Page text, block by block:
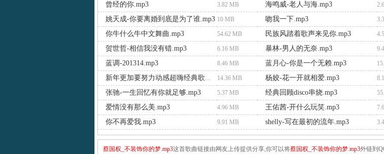
曾经的你.mp3 3.82 MB 海鸣威-老人与海.mp3
姚天成-你要离婚到底是为了谁.mp3 10 MB 吻我一下.mp3
你牛什么牛中文舞曲.mp3 54.62 MB 民族风踏着歌声来见你.mp3
贺世哲-相信我没有错.mp3 6.16 MB 暴林-男人的无奈.mp3
蓝调-201314.mp3 8.46 MB 蓝月心-你是一个无赖.mp3
新年更加要努力动感超嗨经典歌曲.mp3 14.36 MB 杨姣-花一开就相爱.mp3
张驰-一生回忆有你就足够.mp3 5.37 MB 经典回顾disco串烧.mp3
爱情没有那么美.mp3 4.96 MB 王佑茜-开什么玩笑.mp3
你不再爱我.mp3 9.91 MB shelly-写在最初的流年.mp3
蔡国权_不装饰你的梦.mp3这首歌曲链接由网友上传提供分享,你可以将蔡国权_不装饰你的梦.mp3外链到